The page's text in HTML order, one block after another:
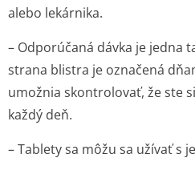
alebo lekárnika.
– Odporúčaná dávka je jedna
strana blistra je označená
umožnia skontrolovať, že ste
každý deň.
– Tablety sa môžu sa užívať s